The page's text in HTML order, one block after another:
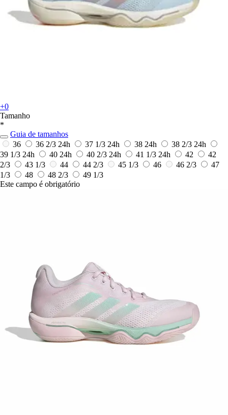
+0
Tamanho
*
Guia de tamanhos
36
36 2/3 24h 37 1/3 24h 38 24h 38 2/3 24h
39 1/3 24h 40 24h 40 2/3 24h 41 1/3 24h 42
42
2/3
43 1/3 44 44 2/3 45 1/3 46 46 2/3
47
1/3
48 48 2/3
49 1/3
Este campo é obrigatório